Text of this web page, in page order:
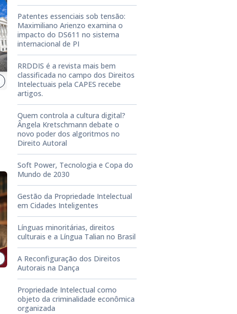
Patentes essenciais sob tensão:
Maximiliano Arienzo examina o
impacto do DS611 no sistema
internacional de PI
RRDDIS é a revista mais bem
classificada no campo dos Direitos
Intelectuais pela CAPES recebe
artigos.
Quem controla a cultura digital?
Ângela Kretschmann debate o
novo poder dos algoritmos no
Direito Autoral
Soft Power, Tecnologia e Copa do
Mundo de 2030
Gestão da Propriedade Intelectual
em Cidades Inteligentes
Línguas minoritárias, direitos
culturais e a Língua Talian no Brasil
A Reconfiguração dos Direitos
Autorais na Dança
Propriedade Intelectual como
objeto da criminalidade econômica
organizada